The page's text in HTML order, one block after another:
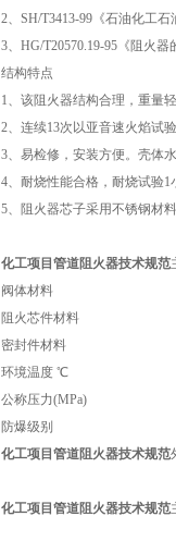
2、SH/T3413-99《石油化工
3、HG/T20570.19-95《阻火
结构特点
1、该阻火器结构合理，重量
2、连续13次以亚音速火焰试
3、易检修，安装方便。壳体
4、耐烧性能合格，耐烧试验1
5、阻火器芯子采用不锈钢材
化工项目管道阻火器技术规范
阀体材料
阻火芯件材料
密封件材料
环境温度 ℃
公称压力(MPa)
防爆级别
化工项目管道阻火器技术规范
化工项目管道阻火器技术规范